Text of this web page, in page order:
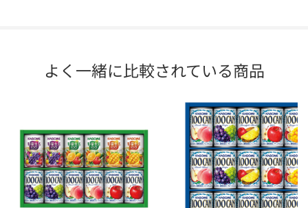
よく一緒に比較されている商品